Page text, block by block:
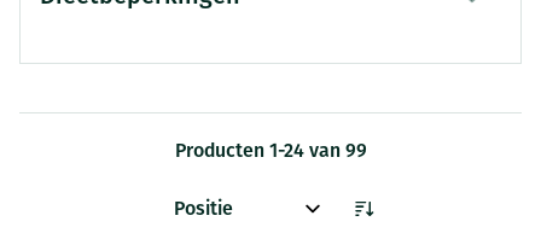
Producten 1-24van 99
Sorteer op: